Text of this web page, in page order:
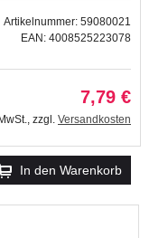
Artikelnummer: 59080021
EAN: 4008525223078
7,79 €
, zzgl. Versandkosten
In den Warenkorb